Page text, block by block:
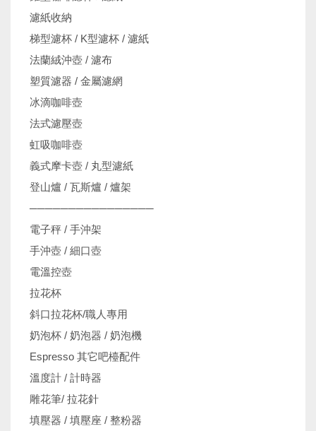
濾紙收納
梯型濾杯 / K型濾杯 / 濾紙
法蘭絨沖壺 / 濾布
塑質濾器 / 金屬濾網
冰滴咖啡壺
法式濾壓壺
虹吸咖啡壺
義式摩卡壺 / 丸型濾紙
登山爐 / 瓦斯爐 / 爐架
────────────────
電子秤 / 手沖架
手沖壺 / 細口壺
電溫控壺
拉花杯
斜口拉花杯/職人專用
奶泡杯 / 奶泡器 / 奶泡機
Espresso 其它吧檯配件
溫度計 / 計時器
雕花筆/ 拉花針
填壓器 / 填壓座 / 整粉器